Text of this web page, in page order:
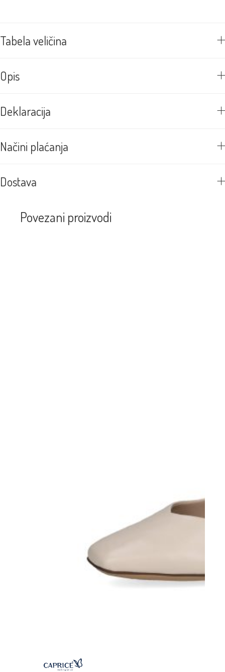
Tabela veličina
Opis
Deklaracija
Načini plaćanja
Dostava
Povezani proizvodi